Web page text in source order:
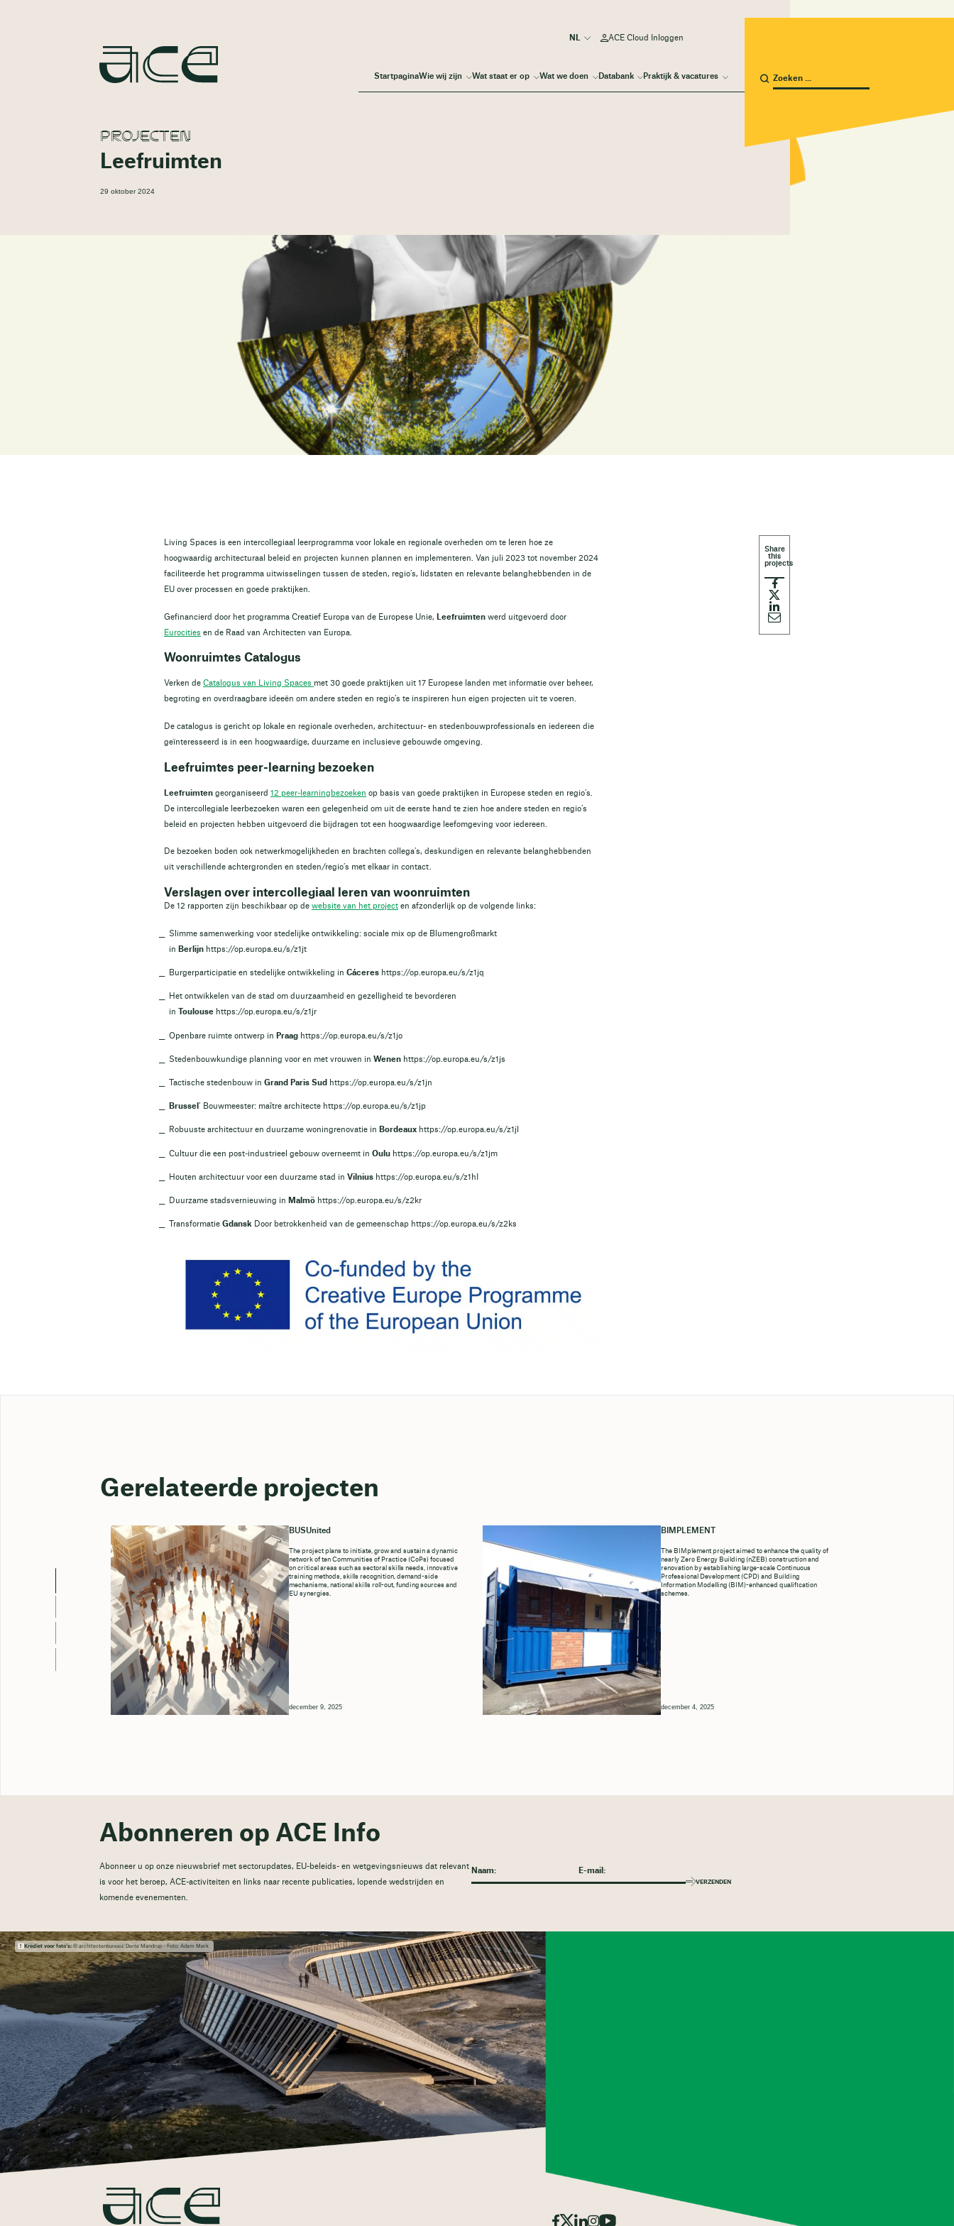
StartpaginaWie wij zijn Wat staat er op Wat we doen Databank Praktijk & vacatures
ACE Cloud Inloggen
PROJECTEN
Leefruimten
29 oktober 2024
Living Spaces is een intercollegiaal leerprogramma voor lokale en regionale overheden om te leren hoe ze
hoogwaardig architecturaal beleid en projecten kunnen plannen en implementeren. Van juli 2023 tot november 2024
faciliteerde het programma uitwisselingen tussen de steden, regio’s, lidstaten en relevante belanghebbenden in de
EU over processen en goede praktijken.
Gefinancierd door het programma Creatief Europa van de Europese Unie, Leefruimten werd uitgevoerd door
Eurocities en de Raad van Architecten van Europa.
Woonruimtes Catalogus
Verken de Catalogus van Living Spaces met 30 goede praktijken uit 17 Europese landen met informatie over beheer,
begroting en overdraagbare ideeën om andere steden en regio’s te inspireren hun eigen projecten uit te voeren.
De catalogus is gericht op lokale en regionale overheden, architectuur- en stedenbouwprofessionals en iedereen die
geïnteresseerd is in een hoogwaardige, duurzame en inclusieve gebouwde omgeving.
Leefruimtes peer-learning bezoeken
Leefruimten georganiseerd 12 peer-learningbezoeken op basis van goede praktijken in Europese steden en regio’s.
De intercollegiale leerbezoeken waren een gelegenheid om uit de eerste hand te zien hoe andere steden en regio’s
beleid en projecten hebben uitgevoerd die bijdragen tot een hoogwaardige leefomgeving voor iedereen.
De bezoeken boden ook netwerkmogelijkheden en brachten collega’s, deskundigen en relevante belanghebbenden
uit verschillende achtergronden en steden/regio’s met elkaar in contact.
Verslagen over intercollegiaal leren van woonruimten
De 12 rapporten zijn beschikbaar op de website van het project en afzonderlijk op de volgende links:
Slimme samenwerking voor stedelijke ontwikkeling: sociale mix op de Blumengroßmarkt
in Berlijn https://op.europa.eu/s/z1jt
Burgerparticipatie en stedelijke ontwikkeling in Cáceres https://op.europa.eu/s/z1jq
Het ontwikkelen van de stad om duurzaamheid en gezelligheid te bevorderen
in
Toulouse https://op.europa.eu/s/z1jr
Openbare ruimte ontwerp in Praag https://op.europa.eu/s/z1jo
Stedenbouwkundige planning voor en met vrouwen in Wenen https://op.europa.eu/s/z1js
Tactische stedenbouw in Grand Paris Sud https://op.europa.eu/s/z1jn
Brussel ’ Bouwmeester: maître architecte https://op.europa.eu/s/z1jp
Robuuste architectuur en duurzame woningrenovatie in Bordeaux https://op.europa.eu/s/z1jl
Cultuur die een post-industrieel gebouw overneemt in Oulu https://op.europa.eu/s/z1jm
Houten architectuur voor een duurzame stad in Vilnius https://op.europa.eu/s/z1hI
Duurzame stadsvernieuwing in Malmö https://op.europa.eu/s/z2kr
Transformatie Gdansk Door betrokkenheid van de gemeenschap https://op.europa.eu/s/z2ks
Gerelateerde projecten
BUSUnited
The project plans to initiate, grow and sustain a dynamic
network of ten Communities of Practice (CoPs) focused
on critical areas such as sectoral skills needs, innovative
training methods, skills recognition, demand-side
mechanisms, national skills roll-out, funding sources and
EU synergies.
december 9, 2025
BIMPLEMENT
The BIMplement project aimed to enhance the quality of
nearly Zero Energy Building (nZEB) construction and
renovation by establishing large-scale Continuous
Professional Development (CPD) and Building
Information Modelling (BIM)-enhanced qualification
schemes.
december 4, 2025
Abonneren op ACE Info
Abonneer u op onze nieuwsbrief met sectorupdates, EU-beleids- en wetgevingsnieuws dat relevant
is voor het beroep, ACE-activiteiten en links naar recente publicaties, lopende wedstrijden en
komende evenementen.
VERZENDEN
Krediet voor foto's:© architectenbureau: Dorte Mandrup - Foto: Adam Mørk